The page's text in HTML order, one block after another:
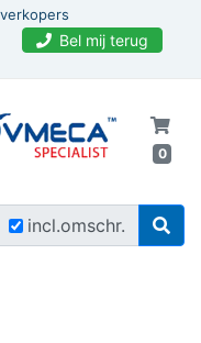
Bel mij terug
0
incl.omschr.